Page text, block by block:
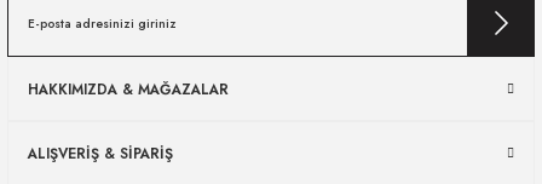
HAKKIMIZDA & MAĞAZALAR
ALIŞVERİŞ & SİPARİŞ